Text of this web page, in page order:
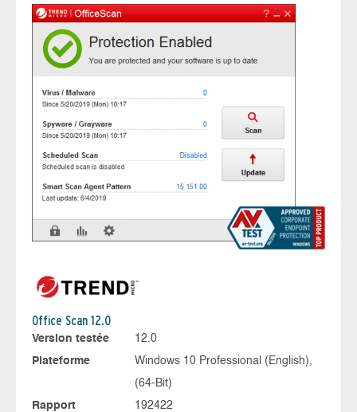
Office Scan 12.0
Version testée
12.0
Plateforme
Windows 10 Professional (English),
(64-Bit)
Rapport
192422